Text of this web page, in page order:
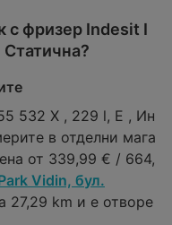
с фризер Indesit I
Статична?
532 X , 229 l, E , Ин
в отделни мага
от 339,99 € / 664,
Vidin, бул.
27,29 km и е отворе